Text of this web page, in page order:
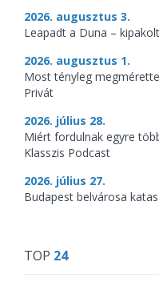
2026. augusztus 3.
Leapadt a Duna –
2026. augusztus 1.
Most tényleg
Privát
2026. július 28.
Miért fordulnak egyre
Klasszis Podcast
2026. július 27.
Budapest belvárosa
TOP 24